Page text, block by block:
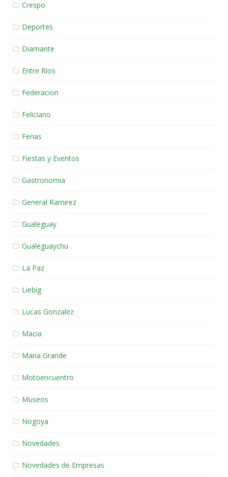
Crespo
Deportes
Diamante
Entre Rios
Federacion
Feliciano
Ferias
Fiestas y Eventos
Gastronomia
General Ramirez
Gualeguay
Gualeguaychu
La Paz
Liebig
Lucas Gonzalez
Macia
Maria Grande
Motoencuentro
Museos
Nogoya
Novedades
Novedades de Empresas